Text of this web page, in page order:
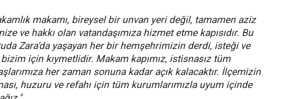
makamı, bireysel bir unvan yeri değil, tamamen aziz
ve hakkı olan vatandaşımıza hizmet etme kapısıdır. Bu
Zara’da yaşayan her bir hemşehrimizin derdi, isteği ve
için kıymetlidir. Makam kapımız, istisnasız tüm
her zaman sonuna kadar açık kalacaktır. İlçemizin
huzuru ve refahı için tüm kurumlarımızla uyum içinde